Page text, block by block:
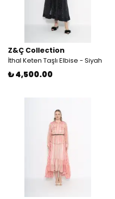
Z&Ç Collection
İthal Keten Taşlı Elbise - Siyah
₺ 4,500.00